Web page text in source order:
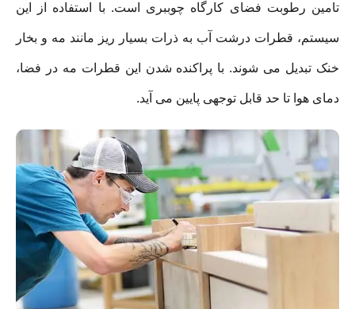
تامین رطوبت فضای کارگاه چوببری است. با استفاده از این
سیستم، قطرات درشت آب به ذرات بسیار ریز مانند مه و بخار
خنک تبدیل می شوند. با پراکنده شدن این قطرات مه در فضا،
دمای هوا تا حد قابل توجهی پایین می آید.